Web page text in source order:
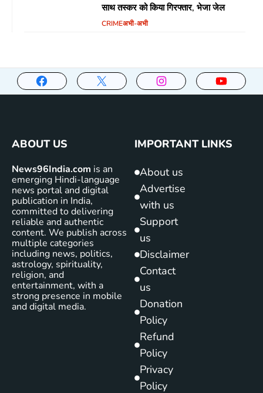
साथ तस्कर को किया गिरफ्तार, भेजा जेल
CRIMEअभी-अभी
ABOUT US
News96India.com is an
emerging Hindi-language
news portal and digital
publication in India,
committed to delivering
reliable and authentic
content. We publish across
multiple categories
including news, politics,
astrology, spirituality,
religion, and
entertainment, with a
strong presence in mobile
and digital media.
IMPORTANT LINKS
About us
Advertise
with us
Support
us
Disclaimer
Contact
us
Donation
Policy
Refund
Policy
Privacy
Policy